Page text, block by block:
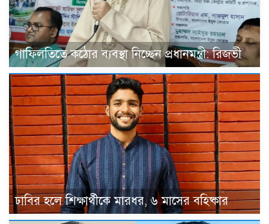
গাফিলতিতে কঠোর ব্যবস্থা নিচ্ছেন প্রধানমন্ত্রী: রিজভী
ঢাবির হলে শিক্ষার্থীকে মারধর, ৬ মাসের বহিষ্কার